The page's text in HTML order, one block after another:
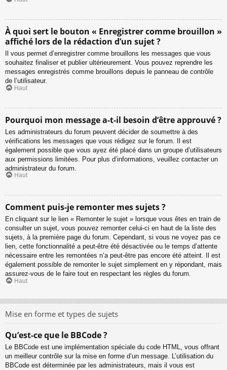
À quoi sert le bouton « Enregistrer comme brouillon »
affiché lors de la rédaction d’un sujet ?
Il vous permet d’enregistrer comme brouillons les messages que vous
souhaitez finaliser et publier ultérieurement. Vous pouvez reprendre les
messages enregistrés comme brouillons depuis le panneau de contrôle
de l’utilisateur.
Haut
Pourquoi mon message a-t-il besoin d’être approuvé ?
Les administrateurs du forum peuvent décider de soumettre à des
vérifications les messages que vous rédigez sur le forum. Il est
également possible que vous ayez été placé dans un groupe d’utilisateurs
aux permissions limitées. Pour plus d’informations, veuillez contacter un
administrateur du forum.
Haut
Comment puis-je remonter mes sujets ?
En cliquant sur le lien « Remonter le sujet » lorsque vous êtes en train de
consulter un sujet, vous pouvez remonter celui-ci en haut de la liste des
sujets, à la première page du forum. Cependant, si vous ne voyez pas ce
lien, cette fonctionnalité a peut-être été désactivée ou le temps d’attente
nécessaire entre les remontées n’a peut-être pas encore été atteint. Il est
également possible de remonter le sujet simplement en y répondant, mais
assurez-vous de le faire tout en respectant les règles du forum.
Haut
Mise en forme et types de sujets
Qu’est-ce que le BBCode ?
Le BBCode est une implémentation spéciale du code HTML, vous offrant
un meilleur contrôle sur la mise en forme d’un message. L’utilisation du
BBCode est déterminée par les administrateurs, mais il vous est